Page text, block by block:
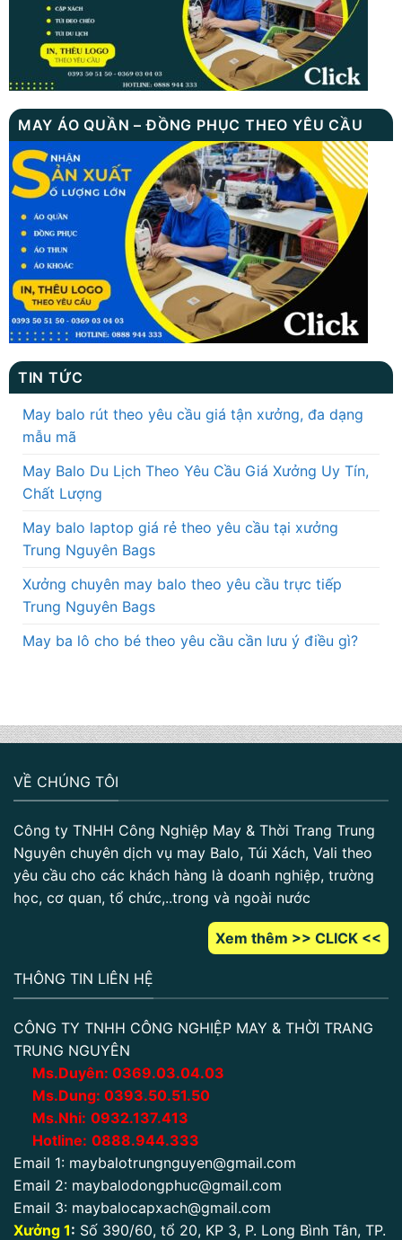
MAY ÁO QUẦN – ĐỒNG PHỤC THEO YÊU CẦU
TIN TỨC
May balo rút theo yêu cầu giá tận xưởng, đa dạng
mẫu mã
May Balo Du Lịch Theo Yêu Cầu Giá Xưởng Uy Tín,
Chất Lượng
May balo laptop giá rẻ theo yêu cầu tại xưởng
Trung Nguyên Bags
Xưởng chuyên may balo theo yêu cầu trực tiếp
Trung Nguyên Bags
May ba lô cho bé theo yêu cầu cần lưu ý điều gì?
VỀ CHÚNG TÔI
Công ty TNHH Công Nghiệp May & Thời Trang Trung
Nguyên chuyên dịch vụ may Balo, Túi Xách, Vali theo
yêu cầu cho các khách hàng là doanh nghiệp, trường
học, cơ quan, tổ chức,..trong và ngoài nước
Xem thêm >> CLICK <<
THÔNG TIN LIÊN HỆ
CÔNG TY TNHH CÔNG NGHIỆP MAY & THỜI TRANG
TRUNG NGUYÊN
Ms.Duyên: 0369.03.04.03
Ms.Dung: 0393.50.51.50
Ms.Nhi: 0932.137.413
Hotline: 0888.944.333
Email 1: maybalotrungnguyen@gmail.com
Email 2: maybalodongphuc@gmail.com
Email 3: maybalocapxach@gmail.com
Xưởng 1: Số 390/60, tổ 20, KP 3, P. Long Bình Tân, TP.